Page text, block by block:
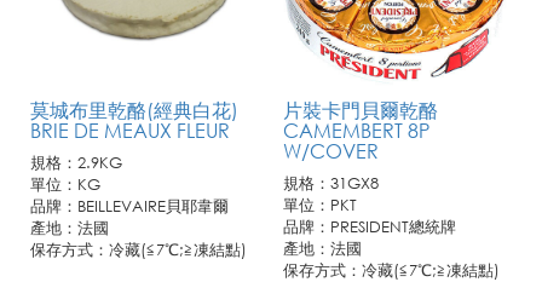
莫城布里乾酪(經典白花)
BRIE DE MEAUX FLEUR
規格：2.9KG
單位：KG
品牌：BEILLEVAIRE貝耶韋爾
產地：法國
保存方式：冷藏(≦7℃;≧凍結點)
片裝卡門貝爾乾酪
CAMEMBERT 8P
W/COVER
規格：31GX8
單位：PKT
品牌：PRESIDENT總統牌
產地：法國
保存方式：冷藏(≦7℃;≧凍結點)